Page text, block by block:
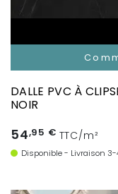
DALLE PVC À
NOIR
54,95 € TTC/m²
Disponible - Livraison